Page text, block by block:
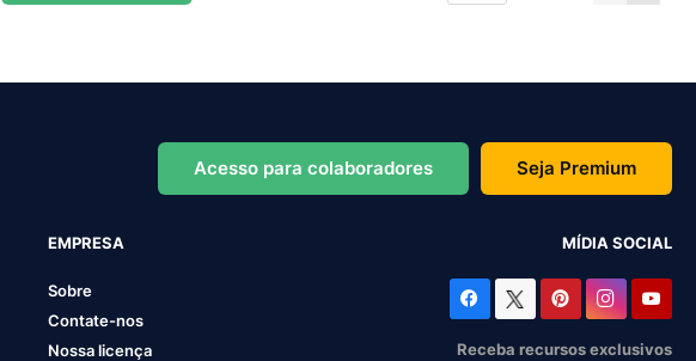
Acesso para colaboradores Seja Premium
EMPRESA
Sobre
Contate-nos
Nossa licença
MÍDIA SOCIAL
Receba recursos exclusivos